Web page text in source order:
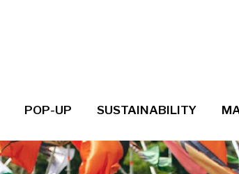
POP-UP SUSTAINABILITY